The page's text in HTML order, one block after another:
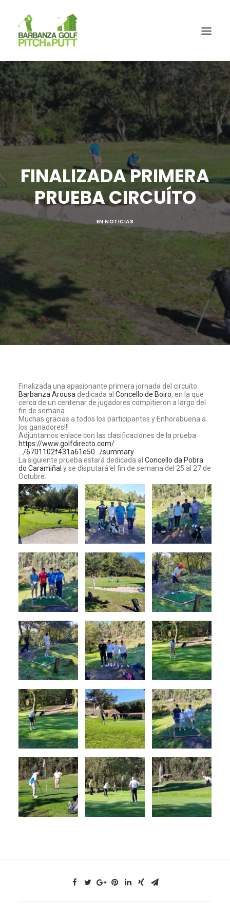
FINALIZADA PRIMERA
PRUEBA CIRCUÍTO
ENNOTICIAS
Finalizada una apasionante primera jornada del circuito
Barbanza Arousa dedicada al Concello de Boiro, en la que
cerca de un centenar de jugadores compitieron a largo del
fin de semana.
Muchas gracias a todos los participantes y Enhorabuena a
los ganadores!!!
Adjuntamos enlace con las clasificaciones de la prueba:
https://www.golfdirecto.com/
…/6701102f431a61e50…/summary
La siguiente prueba estará dedicada al Concello da Pobra
do Caramiñal y se disputará el fin de semana del 25 al 27 de
Octubre.